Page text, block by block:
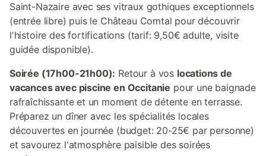
Saint-Nazaire avec ses vitraux gothiques exceptionnels
(entrée libre) puis le Château Comtal pour découvrir
l'histoire des fortifications (tarif: 9,50€ adulte, visite
guidée disponible).
Soirée (17h00-21h00): Retour à vos locations de
vacances avec piscine en Occitanie pour une baignade
rafraîchissante et un moment de détente en terrasse.
Préparez un dîner avec les spécialités locales
découvertes en journée (budget: 20-25€ par personne)
et savourez l'atmosphère paisible des soirées